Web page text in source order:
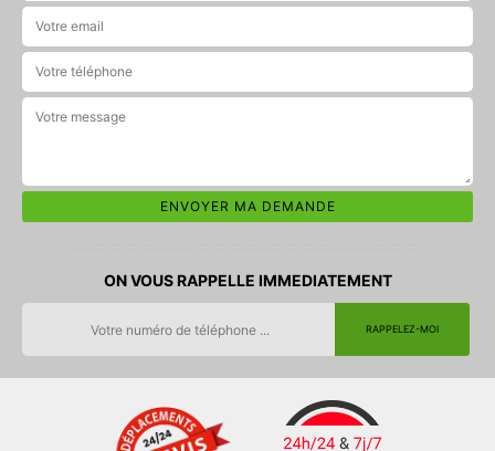
ON VOUS RAPPELLE IMMEDIATEMENT